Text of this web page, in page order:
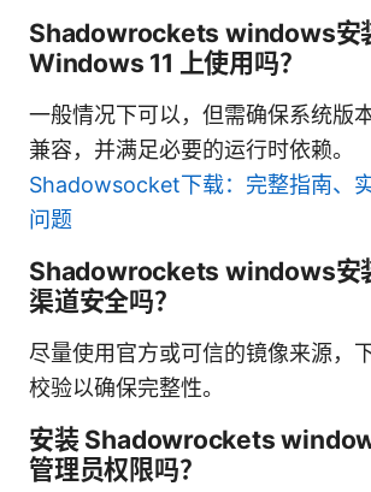
Shadowrockets windows安
Windows 11 上使用吗？
一般情况下可以，但需确保系统版
兼容，并满足必要的运行时依赖。
Shadowsocket下载：完整指南、
问题
Shadowrockets windows安
渠道安全吗？
尽量使用官方或可信的镜像来源，
校验以确保完整性。
安装 Shadowrockets
管理员权限吗？